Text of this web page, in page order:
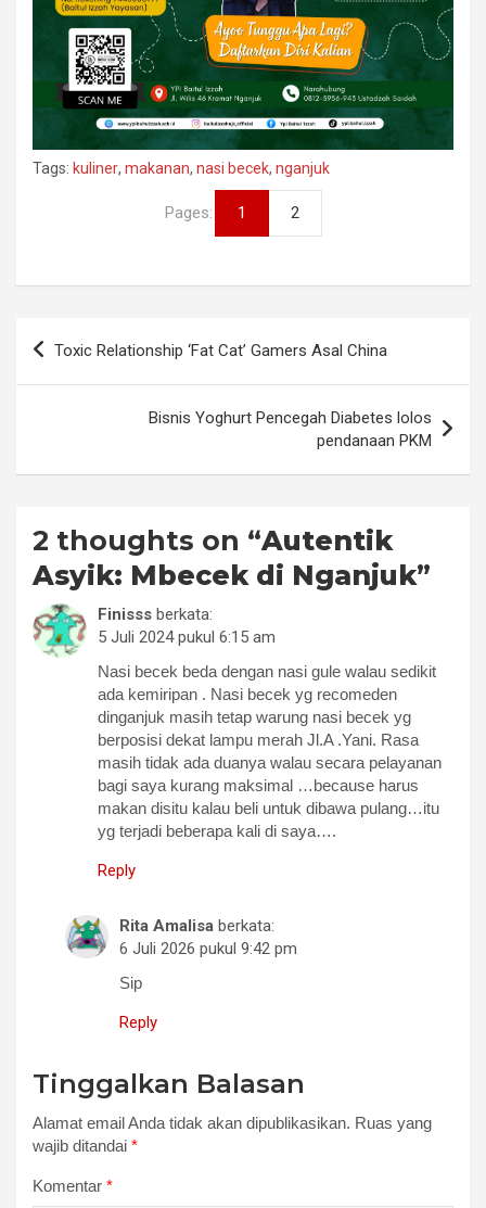
Tags: kuliner, makanan, nasi becek, nganjuk
Pages: 1 2
Navigasi
Toxic Relationship ‘Fat Cat’ Gamers Asal China
Bisnis Yoghurt Pencegah Diabetes lolos
pendanaan PKM
2 thoughts on “Autentik
Asyik: Mbecek di Nganjuk”
Finisss berkata:
5 Juli 2024 pukul 6:15 am
Nasi becek beda dengan nasi gule walau sedikit
ada kemiripan . Nasi becek yg recomeden
dinganjuk masih tetap warung nasi becek yg
berposisi dekat lampu merah Jl.A .Yani. Rasa
masih tidak ada duanya walau secara pelayanan
bagi saya kurang maksimal …because harus
makan disitu kalau beli untuk dibawa pulang…itu
yg terjadi beberapa kali di saya….
Reply
Rita Amalisa berkata:
6 Juli 2026 pukul 9:42 pm
Sip
Reply
Tinggalkan Balasan
Alamat email Anda tidak akan dipublikasikan. Ruas yang
wajib ditandai *
Komentar *